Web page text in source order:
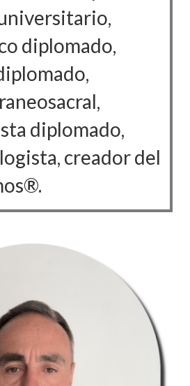
diplomado,
diplomado,
creador del